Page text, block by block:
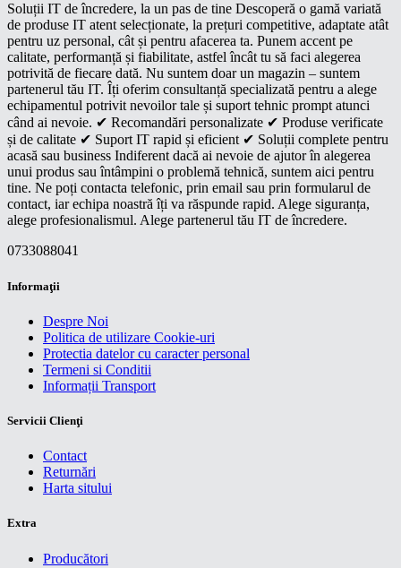
Soluții IT de încredere, la un pas de tine Descoperă o gamă variată
de produse IT atent selecționate, la prețuri competitive, adaptate atât
pentru uz personal, cât și pentru afacerea ta. Punem accent pe
calitate, performanță și fiabilitate, astfel încât tu să faci alegerea
potrivită de fiecare dată. Nu suntem doar un magazin – suntem
partenerul tău IT. Îți oferim consultanță specializată pentru a alege
echipamentul potrivit nevoilor tale și suport tehnic prompt atunci
când ai nevoie. ✔ Recomandări personalizate ✔ Produse verificate
și de calitate ✔ Suport IT rapid și eficient ✔ Soluții complete pentru
acasă sau business Indiferent dacă ai nevoie de ajutor în alegerea
unui produs sau întâmpini o problemă tehnică, suntem aici pentru
tine. Ne poți contacta telefonic, prin email sau prin formularul de
contact, iar echipa noastră îți va răspunde rapid. Alege siguranța,
alege profesionalismul. Alege partenerul tău IT de încredere.
0733088041
Informaţii
Despre Noi
Politica de utilizare Cookie-uri
Protectia datelor cu caracter personal
Termeni si Conditii
Informații Transport
Servicii Clienţi
Contact
Returnări
Harta sitului
Extra
Producători